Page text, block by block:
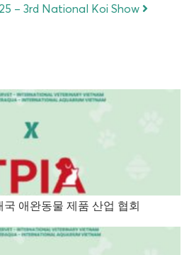
– 3rd National Koi Show
애완동물 제품 산업 협회